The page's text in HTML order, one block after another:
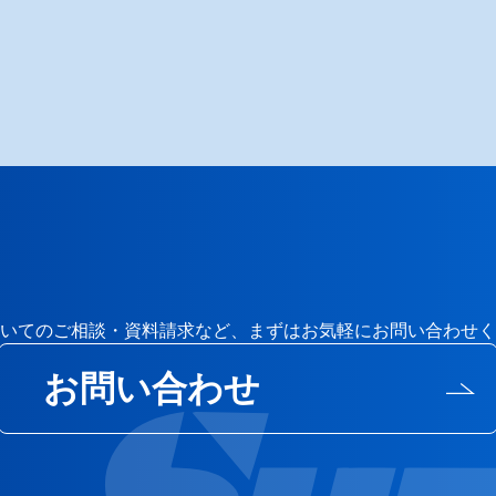
てのご相談・資料請求など、まずはお気軽にお問い合わせ
お問い合わせ